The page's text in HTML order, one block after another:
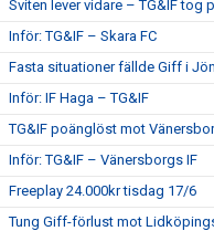
Sviten lever vidare – TG&IF tog
Inför: TG&IF – Skara FC
Fasta situationer fällde Giff i
Inför: IF Haga – TG&IF
TG&IF poänglöst mot
Inför: TG&IF – Vänersborgs IF
Freeplay 24.000kr tisdag 17/6
Tung Giff-förlust mot